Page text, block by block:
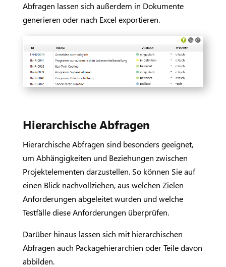
Abfragen lassen sich außerdem in Dokumente
generieren oder nach Excel exportieren.
Hierarchische Abfragen
Hierarchische Abfragen sind besonders geeignet,
um Abhängigkeiten und Beziehungen zwischen
Projektelementen darzustellen. So können Sie auf
einen Blick nachvollziehen, aus welchen Zielen
Anforderungen abgeleitet wurden und welche
Testfälle diese Anforderungen überprüfen.
Darüber hinaus lassen sich mit hierarchischen
Abfragen auch Packagehierarchien oder Teile davon
abbilden.